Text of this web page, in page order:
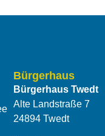
Bürgerhaus
Bürgerhaus Twedt
Alte Landstraße 7
24894 Twedt